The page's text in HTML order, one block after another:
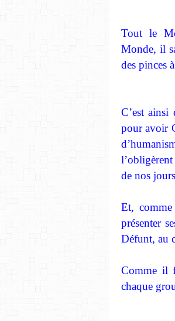
Tout le
Monde, il
des pinces
C’est
pour avoir
de nos
Et,
présenter
Défunt, au
Comme il
chaque